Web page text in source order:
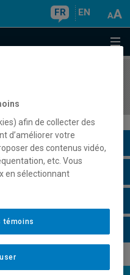
FR EN
afin de collecter des
d’améliorer votre
des contenus vidéo,
etc. Vous
en sélectionnant
témoins